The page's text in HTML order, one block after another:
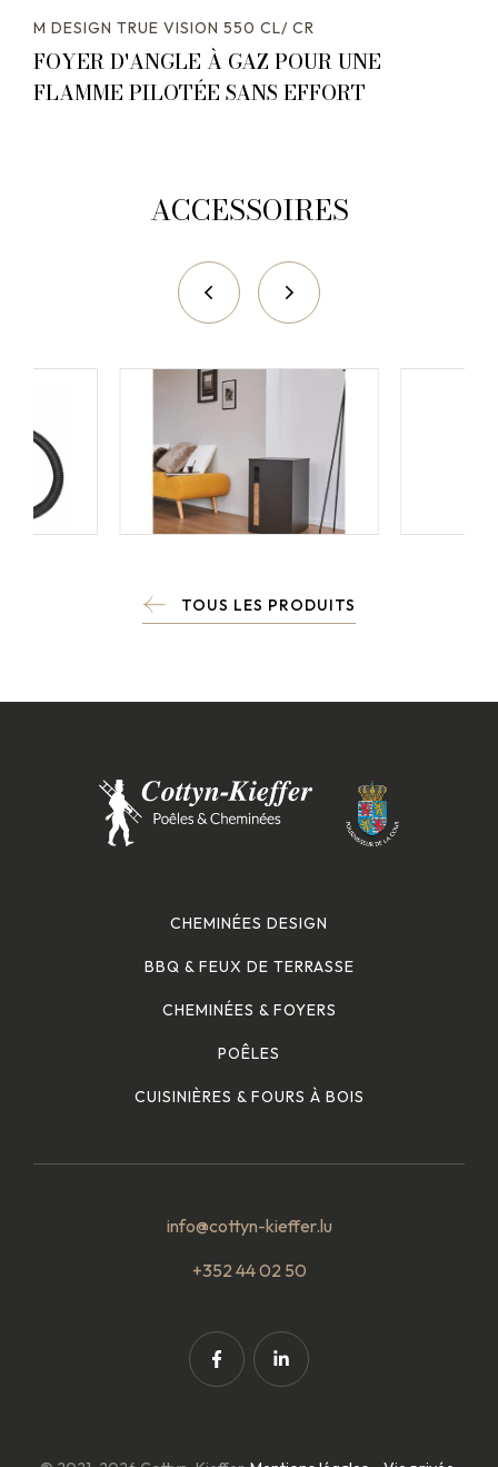
M DESIGN TRUE VISION 550 CL/ CR
FOYER D'ANGLE À GAZ POUR UNE
FLAMME PILOTÉE SANS EFFORT
ACCESSOIRES
TOUS LES PRODUITS
CHEMINÉES DESIGN
BBQ & FEUX DE TERRASSE
CHEMINÉES & FOYERS
POÊLES
CUISINIÈRES & FOURS À BOIS
info@cottyn-kieffer.lu
+352 44 02 50